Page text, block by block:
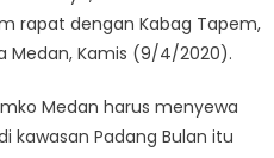
rapat dengan Kabag Tapem,
Medan, Kamis (9/4/2020).
Medan harus menyewa
Padang Bulan itu